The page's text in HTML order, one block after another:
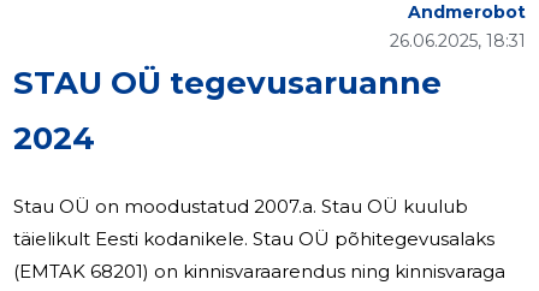
STAU OÜ tegevusaruanne
2024
26.06.2025, 18:31
Andmerobot
Stau OÜ on moodustatud 2007.a. Stau OÜ kuulub
täielikult Eesti kodanikele. Stau OÜ põhitegevusalaks
(EMTAK 68201) on kinnisvaraarendus ning kinnisvaraga